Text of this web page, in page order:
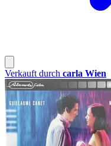
Verkauft durch carla Wien